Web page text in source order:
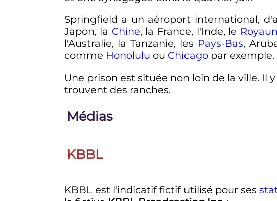
Springfield a un aéroport international,
Japon, la Chine, la France, l'Inde, le
l'Australie, la Tanzanie, les Pays-Bas,
comme Honolulu ou Chicagopar exemple.
Une prison est située non loin de la ville. Il
trouvent des ranches.
Médias
KBBL
KBBL est l'indicatif fictif utilisé pour ses